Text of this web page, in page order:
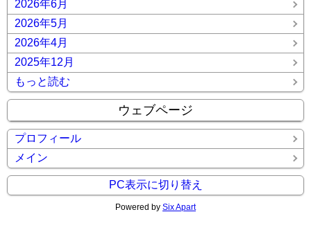
2026年6月
2026年5月
2026年4月
2025年12月
もっと読む
ウェブページ
プロフィール
メイン
PC表示に切り替え
Powered by Six Apart